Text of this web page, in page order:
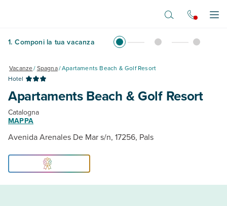
1. Componi la tua vacanza
Vacanze/Spagna/Apartaments Beach & Golf Resort
Hotel
Apartaments Beach & Golf Resort
Catalogna
MAPPA
Avenida Arenales De Mar s/n, 17256, Pals